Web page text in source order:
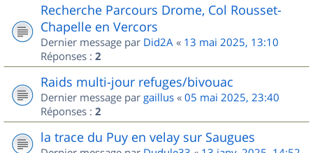
Recherche Parcours Drome, Col Rousset-
Chapelle en Vercors
Dernier message par Did2A « 13 mai 2025, 13:10
Réponses : 2
Raids multi-jour refuges/bivouac
Dernier message par gaillus « 05 mai 2025, 23:40
Réponses : 2
la trace du Puy en velay sur Saugues